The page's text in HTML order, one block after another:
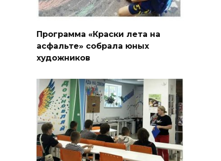
Программа «Краски лета на
асфальте» собрала юных
художников